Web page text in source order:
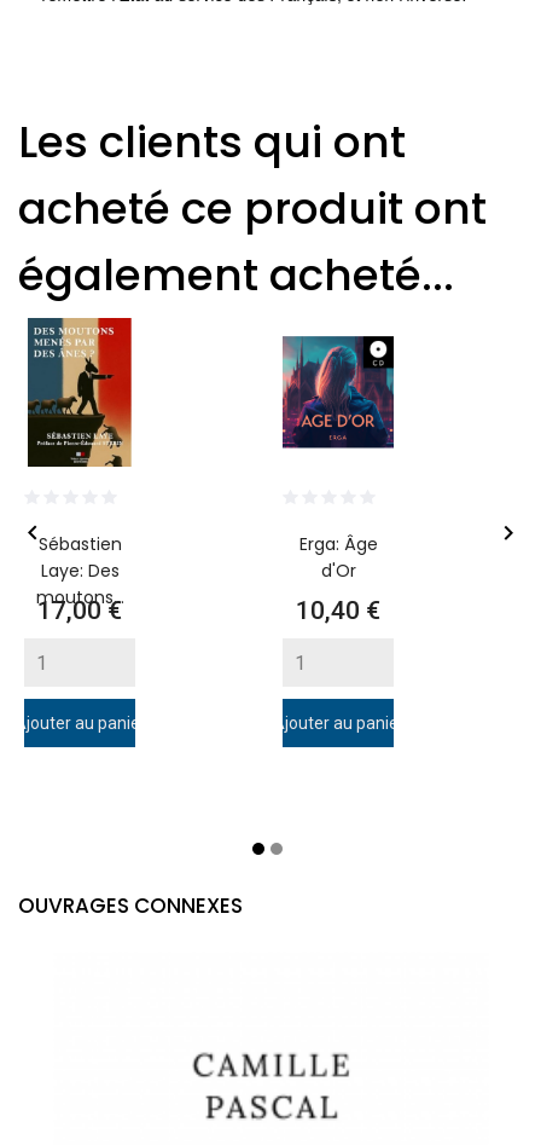
Les clients qui ont
acheté ce produit ont
également acheté...
Sébastien
Laye: Des
moutons...
Prix
17,00 €
Ajouter au panier
Erga: Âge
d'Or
Prix
10,40 €
Ajouter au panier
 
OUVRAGES CONNEXES